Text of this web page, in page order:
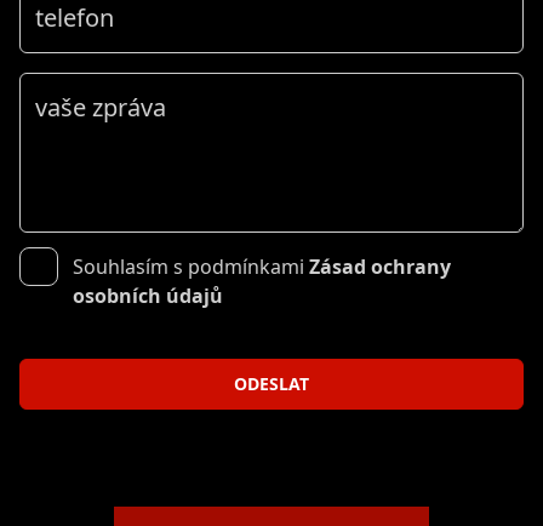
telefon
vaše zpráva
Souhlasím s podmínkami Zásad ochrany
osobních údajů